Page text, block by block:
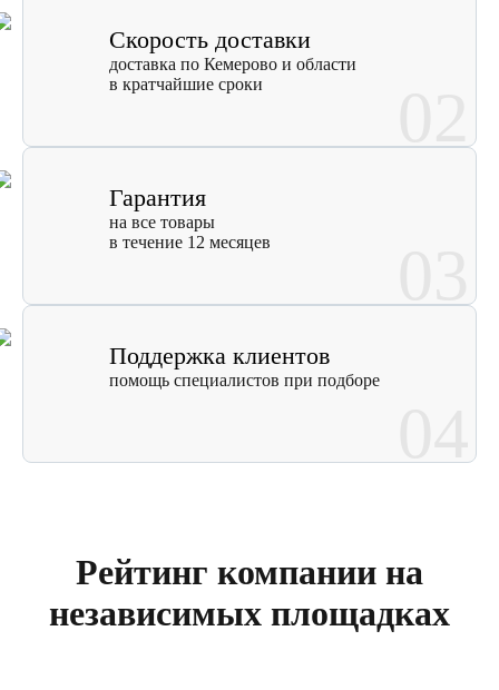
Скорость доставки
доставка по Кемерово и области
в кратчайшие сроки
Гарантия
на все товары
в течение 12 месяцев
Поддержка клиентов
помощь специалистов при подборе
Рейтинг компании на
независимых площадках